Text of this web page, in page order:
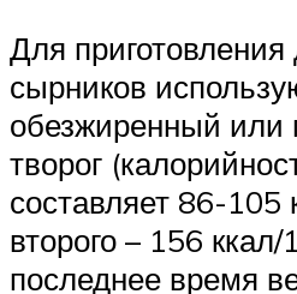
Для приготовления
сырников
обезжиренный или
творог
составляет 86-105
второго – 156 ккал/
последнее время